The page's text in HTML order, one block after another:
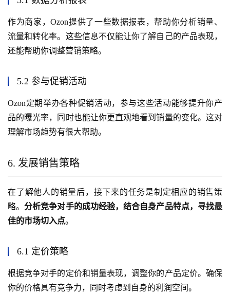
作为商家，Ozon提供了一些数据报表，帮助你分析销量、
流量和转化率。这些信息不仅能让你了解自己的产品表现，
还能帮助你调整营销策略。
5.2 参与促销活动
Ozon定期举办各种促销活动，参与这些活动能够提升你产
品的曝光率，同时也能让你更直观地看到销量的变化。这对
理解市场趋势有很大帮助。
6. 发展销售策略
在了解他人的销量后，接下来的任务是制定相应的销售策
略。分析竞争对手的成功经验，结合自身产品特点，寻找最
佳的市场切入点。
6.1 定价策略
根据竞争对手的定价和销量表现，调整你的产品定价。确保
你的价格具有竞争力，同时考虑到自身的利润空间。